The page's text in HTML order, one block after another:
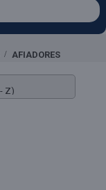
AFIADORES